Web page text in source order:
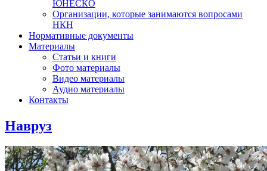
ЮНЕСКО
Организации, которые занимаются вопросами
НКН
Нормативные документы
Материалы
Статьи и книги
Фото материалы
Видео материалы
Аудио материалы
Контакты
Навруз